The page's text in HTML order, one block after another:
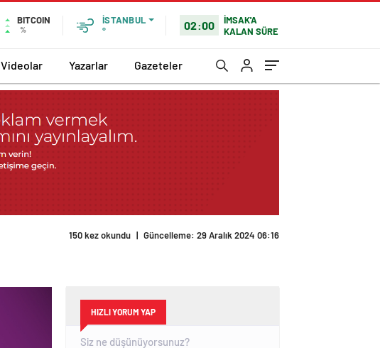
BITCOIN
%
İSTANBUL
°
02:00
İMSAK'A
KALAN SÜRE
Videolar Yazarlar Gazeteler
150 kez okundu | Güncelleme: 29 Aralık 2024 06:16
HIZLI YORUM YAP